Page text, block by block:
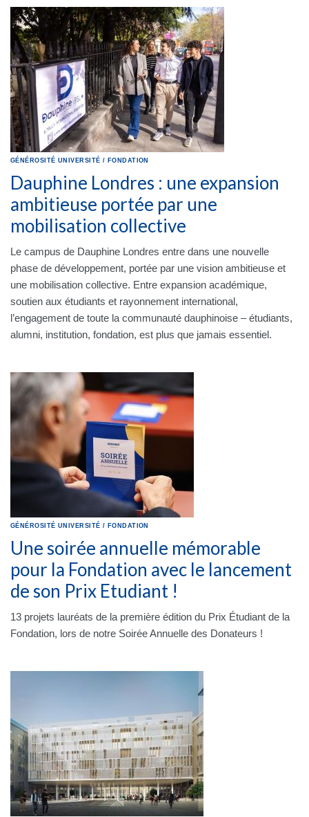
GÉNÉROSITÉ UNIVERSITÉ / FONDATION
Dauphine Londres : une expansion
ambitieuse portée par une
mobilisation collective
Le campus de Dauphine Londres entre dans une nouvelle
phase de développement, portée par une vision ambitieuse et
une mobilisation collective. Entre expansion académique,
soutien aux étudiants et rayonnement international,
l’engagement de toute la communauté dauphinoise – étudiants,
alumni, institution, fondation, est plus que jamais essentiel.
GÉNÉROSITÉ UNIVERSITÉ / FONDATION
Une soirée annuelle mémorable
pour la Fondation avec le lancement
de son Prix Etudiant !
13 projets lauréats de la première édition du Prix Étudiant de la
Fondation, lors de notre Soirée Annuelle des Donateurs !